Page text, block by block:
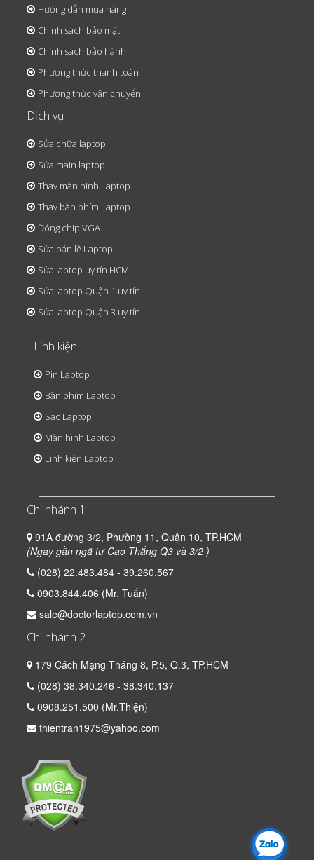
Hướng dẫn mua hàng
Chính sách bảo mật
Chính sách bảo hành
Phương thức thanh toán
Phương thức vận chuyển
Dịch vụ
Sửa chữa laptop
Sửa main laptop
Thay màn hình Laptop
Thay bàn phím Laptop
Đóng chip VGA
Sửa bản lề Laptop
Sửa laptop uy tín HCM
Sửa laptop Quận 1 uy tín
Sửa laptop Quận 3 uy tín
Linh kiện
Pin Laptop
Bàn phím Laptop
Sạc Laptop
Màn hình Laptop
Linh kiện Laptop
Chi nhánh 1
91A đường 3/2, Phường 11, Quận 10, TP.HCM
(Ngay gần ngã tư Cao Thắng Q3 và 3/2 )
(028) 22.483.484 - 39.260.567
0903.844.406 (Mr. Tuấn)
sale@doctorlaptop.com.vn
Chi nhánh 2
179 Cách Mạng Tháng 8, P.5, Q.3, TP.HCM
(028) 38.340.246 - 38.340.137
0908.251.500 (Mr.Thiện)
thientran1975@yahoo.com